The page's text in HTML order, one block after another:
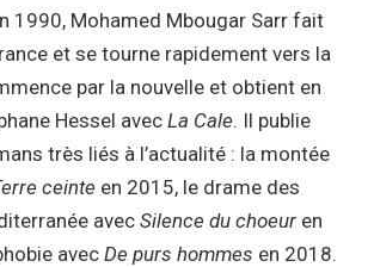
1990, Mohamed Mbougar Sarr fait
et se tourne rapidement vers la
par la nouvelle et obtient en
Hessel avec La Cale. Il publie
très liés à l’actualité : la montée
ceinte en 2015, le drame des
avec Silence du choeur en
avec De purs hommes en 2018.